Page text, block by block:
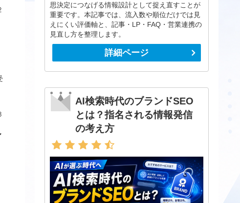
思決定につなげる情報設計として捉え直すことが
重要です。本記事では、流入数や順位だけでは見
えにくい評価軸と、記事・LP・FAQ・営業連携の
見直し方を整理します。
詳細ページ
AI検索時代のブランドSEO
とは？指名される情報発信
の考え方